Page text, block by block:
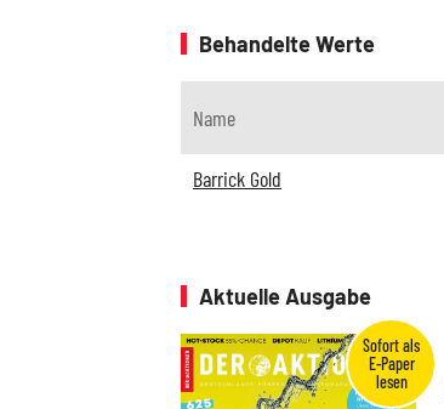
Behandelte Werte
Name
Barrick Gold
Aktuelle Ausgabe